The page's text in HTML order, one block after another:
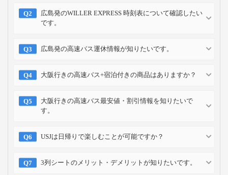
広島発のWILLER EXPRESS 時刻表について確認したい
です。
広島発の高速バス運休情報が知りたいです。
大阪行きの高速バス+宿泊付きの商品はありますか？
大阪行きの高速バス最安値・割引情報を知りたいで
す。
USJは日帰りで楽しむことが可能ですか？
3列シートのメリット・デメリットが知りたいです。